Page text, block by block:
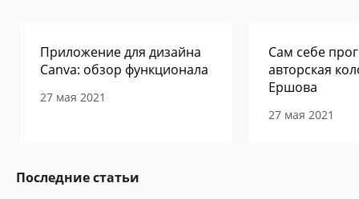
Приложение для дизайна
Canva: обзор функционала
27 мая 2021
Сам себе
авторская
Ершова
27 мая 2021
Последние статьи